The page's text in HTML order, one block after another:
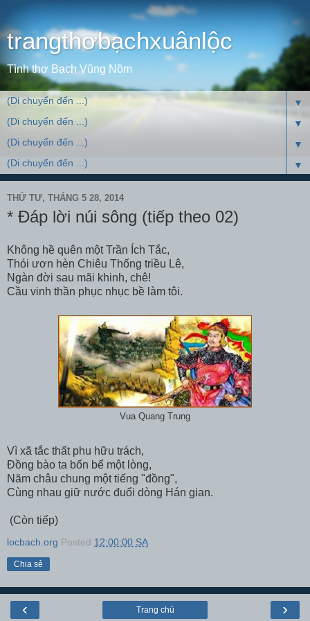
trangthơbạchxuânlộc
Tình thơ Bạch Vũng Nồm
▼
▼
▼
▼
THỨ TƯ, THÁNG 5 28, 2014
* Đáp lời núi sông (tiếp theo 02)
Không hề quên một Trần Ích Tắc,
Thói ươn hèn Chiêu Thống triều Lê,
Ngàn đời sau mãi khinh, chê!
Cầu vinh thần phục nhục bề làm tôi.
Vua Quang Trung
Vì xã tắc thất phu hữu trách,
Đồng bào ta bốn bể một lòng,
Năm châu chung một tiếng "đồng",
Cùng nhau giữ nước đuổi dòng Hán gian.
(Còn tiếp)
locbach.org Posted 12:00:00 SA
Chia sẻ
‹ ›
Trang chủ